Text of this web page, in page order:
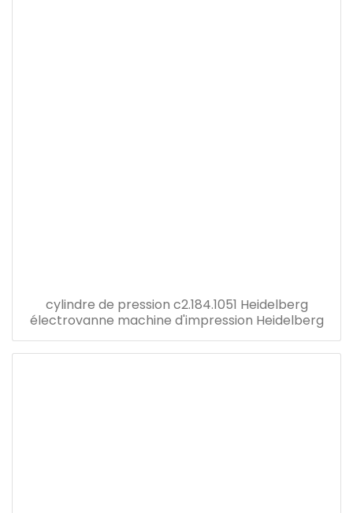
cylindre de pression c2.184.1051 Heidelberg
électrovanne machine d'impression Heidelberg